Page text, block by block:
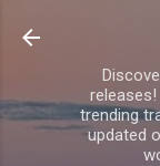
trending
updated